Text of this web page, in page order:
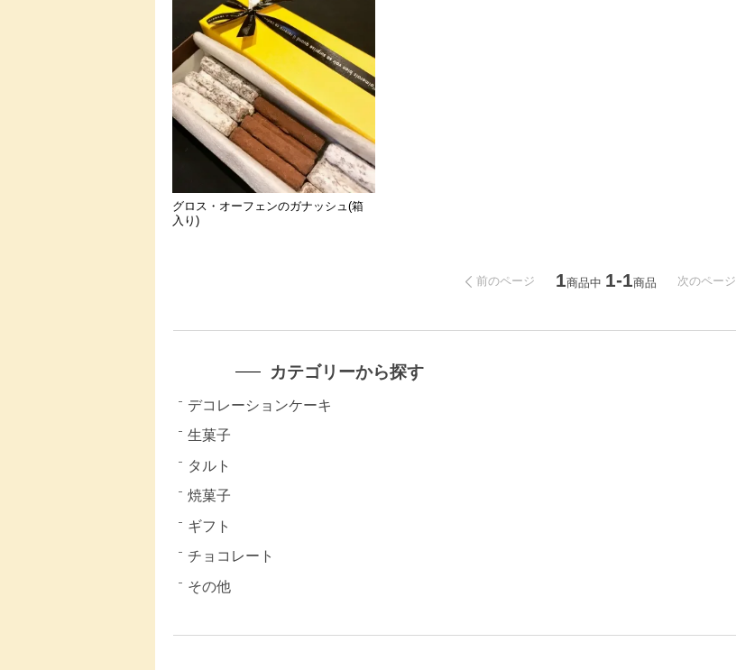
グロス・オーフェンのガナッシュ(箱
入り)
前のページ 1商品中 1-1商品 次のページ
カテゴリーから探す
デコレーションケーキ
生菓子
タルト
焼菓子
ギフト
チョコレート
その他